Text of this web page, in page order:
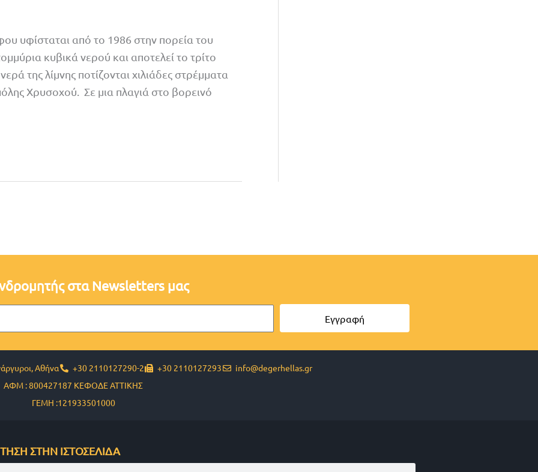
υφίσταται από το 1986 στην πορεία του
κυβικά νερού και αποτελεί το τρίτο
της λίμνης ποτίζονται χιλιάδες στρέμματα
Χρυσοχού. Σε μια πλαγιά στο βορεινό
στα Newsletters μας
Εγγραφή
Αθήνα +30 2110127290-2 +30 2110127293
info@degerhellas.gr
ΑΦΜ : 800427187 ΚΕΦΟΔΕ ΑΤΤΙΚΗΣ
ΓΕΜΗ :121933501000
ΣΤΗΝ ΙΣΤΟΣΕΛΙΔΑ